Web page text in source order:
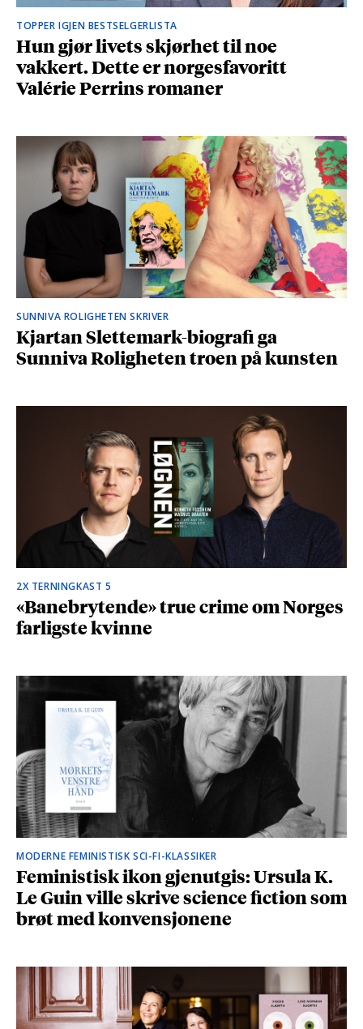
TOPPER IGJEN BESTSELGERLISTA
Hun gjør livets skjørhet til noe
vakkert. Dette er norgesfavoritt
Valérie Perrins romaner
SUNNIVA ROLIGHETEN SKRIVER
Kjartan Slettemark-biografi ga
Sunniva Roligheten troen på kunsten
2X TERNINGKAST 5
«Banebrytende» true crime om Norges
farligste kvinne
MODERNE FEMINISTISK SCI-FI-KLASSIKER
Feministisk ikon gjenutgis: Ursula K.
Le Guin ville skrive science fiction som
brøt med konvensjonene